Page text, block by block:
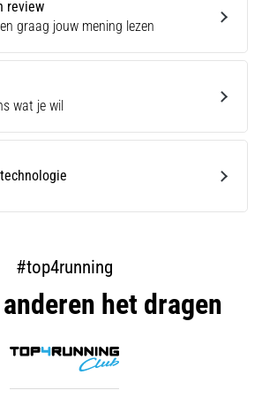
review
graag jouw mening lezen
wat je wil
#top4running
het dragen